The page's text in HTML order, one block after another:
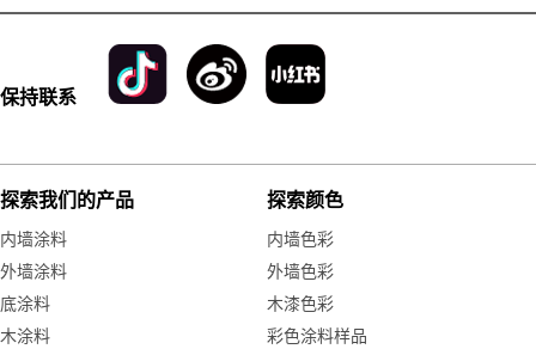
保持联系
探索我们的产品
内墙涂料
外墙涂料
底涂料
木涂料
探索颜色
内墙色彩
外墙色彩
木漆色彩
彩色涂料样品